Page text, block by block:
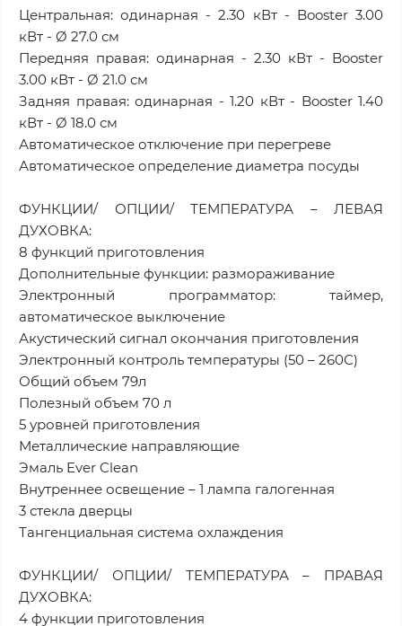
Центральная: одинарная - 2.30 кВт - Booster 3.00
кВт - Ø 27.0 см
Передняя правая: одинарная - 2.30 кВт - Booster
3.00 кВт - Ø 21.0 см
Задняя правая: одинарная - 1.20 кВт - Booster 1.40
кВт - Ø 18.0 см
Автоматическое отключение при перегреве
Автоматическое определение диаметра посуды
ФУНКЦИИ/ ОПЦИИ/ ТЕМПЕРАТУРА – ЛЕВАЯ
ДУХОВКА:
8 функций приготовления
Дополнительные функции: размораживание
Электронный программатор: таймер,
автоматическое выключение
Акустический сигнал окончания приготовления
Электронный контроль температуры (50 – 260С)
Общий объем 79л
Полезный объем 70 л
5 уровней приготовления
Металлические направляющие
Эмаль Ever Clean
Внутреннее освещение – 1 лампа галогенная
3 стекла дверцы
Тангенциальная система охлаждения
ФУНКЦИИ/ ОПЦИИ/ ТЕМПЕРАТУРА – ПРАВАЯ
ДУХОВКА:
4 функции приготовления